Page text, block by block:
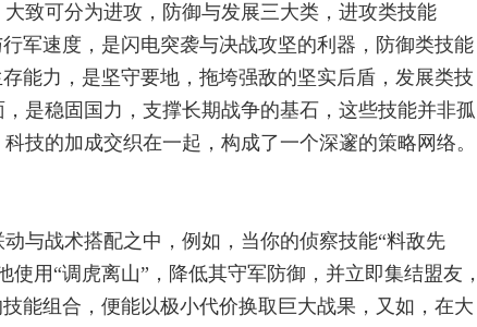
致可分为进攻，防御与发展三大类，进攻类技能
军速度，是闪电突袭与决战攻坚的利器，防御类技能
能力，是坚守要地，拖垮强敌的坚实后盾，发展类技
是稳固国力，支撑长期战争的基石，这些技能并非孤
技的加成交织在一起，构成了一个深邃的策略网络。
与战术搭配之中，例如，当你的侦察技能“料敌先
用“调虎离山”，降低其守军防御，并立即集结盟友，
能组合，便能以极小代价换取巨大战果，又如，在大